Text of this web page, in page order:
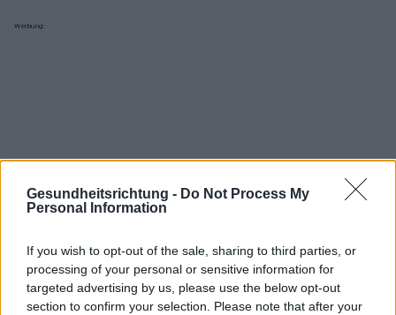
Gesundheitsrichtung - Do Not Process My
Personal Information
If you wish to opt-out of the sale, sharing to third parties, or
processing of your personal or sensitive information for
targeted advertising by us, please use the below opt-out
section to confirm your selection. Please note that after your
Werbung: